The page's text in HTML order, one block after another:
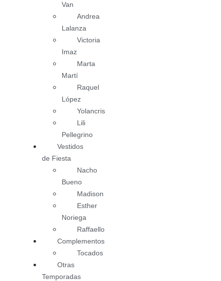
Van
Andrea
Lalanza
Victoria
Imaz
Marta
Martí
Raquel
López
Yolancris
Lili
Pellegrino
Vestidos
de Fiesta
Nacho
Bueno
Madison
Esther
Noriega
Raffaello
Complementos
Tocados
Otras
Temporadas